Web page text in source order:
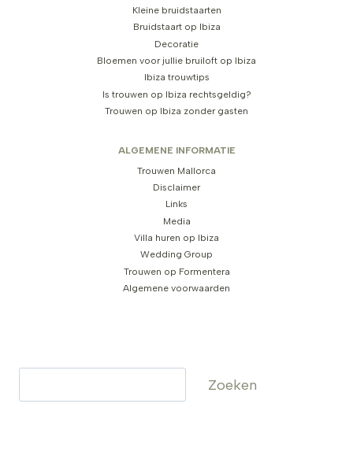
Kleine bruidstaarten
Bruidstaart op Ibiza
Decoratie
Bloemen voor jullie bruiloft op Ibiza
Ibiza trouwtips
Is trouwen op Ibiza rechtsgeldig?
Trouwen op Ibiza zonder gasten
ALGEMENE INFORMATIE
Trouwen Mallorca
Disclaimer
Links
Media
Villa huren op Ibiza
Wedding Group
Trouwen op Formentera
Algemene voorwaarden
Zoeken